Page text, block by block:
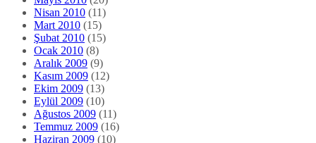
Nisan 2010 (11)
Mart 2010 (15)
Şubat 2010 (15)
Ocak 2010 (8)
Aralık 2009 (9)
Kasım 2009 (12)
Ekim 2009 (13)
Eylül 2009 (10)
Ağustos 2009 (11)
Temmuz 2009 (16)
Haziran 2009 (10)